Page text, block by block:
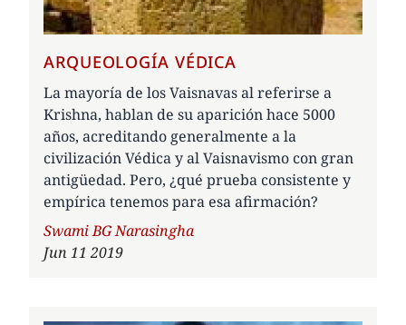
ARQUEOLOGÍA VÉDICA
La mayoría de los Vaisnavas al referirse a
Krishna, hablan de su aparición hace 5000
años, acreditando generalmente a la
civilización Védica y al Vaisnavismo con gran
antigüedad. Pero, ¿qué prueba consistente y
empírica tenemos para esa afirmación?
Author
Swami BG Narasingha
Jun 11 2019